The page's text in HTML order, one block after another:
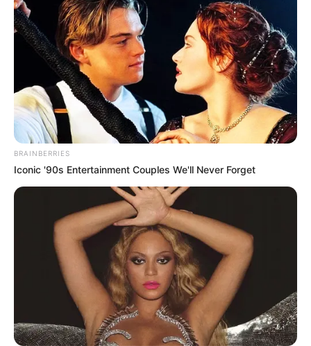
Angebote integriert. Wenn etwas darüber gebucht oder
gekauft wird, ist das eine Unterstützung, ohne dass sich
dadurch der Preis ändert.
BRAINBERRIES
Iconic '90s Entertainment Couples We'll Never Forget